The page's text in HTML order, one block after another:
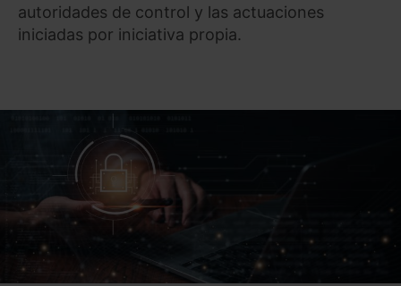
autoridades de control y las actuaciones
iniciadas por iniciativa propia.